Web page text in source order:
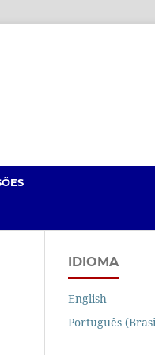
IDIOMA
English
Português